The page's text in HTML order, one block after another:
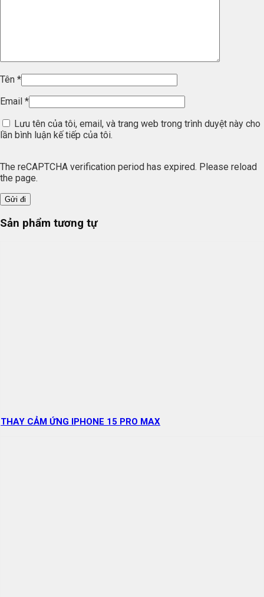
Tên *
Email *
Lưu tên của tôi, email, và trang web trong trình duyệt này cho
lần bình luận kế tiếp của tôi.
The reCAPTCHA verification period has expired. Please reload
the page.
Sản phẩm tương tự
THAY CẢM ỨNG IPHONE 15 PRO MAX